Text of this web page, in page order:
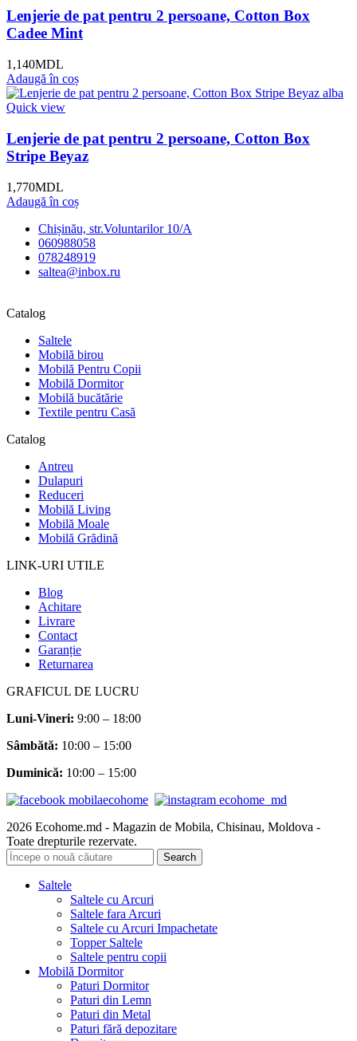
Lenjerie de pat pentru 2 persoane, Cotton Box
Cadee Mint
1,140MDL
Adaugă în coș
Quick view
Lenjerie de pat pentru 2 persoane, Cotton Box
Stripe Beyaz
1,770MDL
Adaugă în coș
Chișinău, str.Voluntarilor 10/A
060988058
078248919
saltea@inbox.ru
Catalog
Saltele
Mobilă birou
Mobilă Pentru Copii
Mobilă Dormitor
Mobilă bucătărie
Textile pentru Casă
Catalog
Antreu
Dulapuri
Reduceri
Mobilă Living
Mobilă Moale
Mobilă Grădină
LINK-URI UTILE
Blog
Achitare
Livrare
Contact
Garanție
Returnarea
GRAFICUL DE LUCRU
Luni-Vineri: 9:00 – 18:00
Sâmbătă: 10:00 – 15:00
Duminică: 10:00 – 15:00
2026 Ecohome.md - Magazin de Mobila, Chisinau, Moldova -
Toate drepturile rezervate.
Search
Saltele
Saltele cu Arcuri
Saltele fara Arcuri
Saltele cu Arcuri Impachetate
Topper Saltele
Saltele pentru copii
Mobilă Dormitor
Paturi Dormitor
Paturi din Lemn
Paturi din Metal
Paturi fără depozitare